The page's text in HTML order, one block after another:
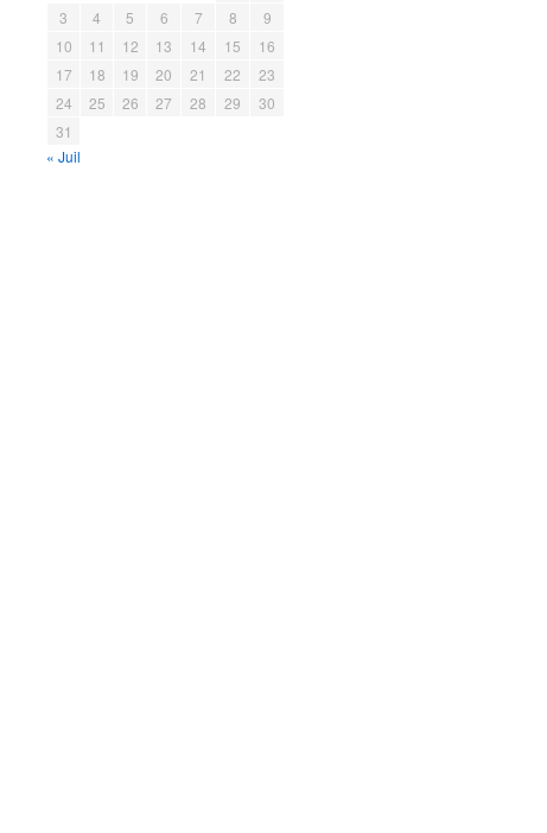
3
4 5 6 7 8
9
10
11 12 13 14 15
16
17
18 19 20 21 22
23
24
25 26 27 28 29
30
31
« Juil